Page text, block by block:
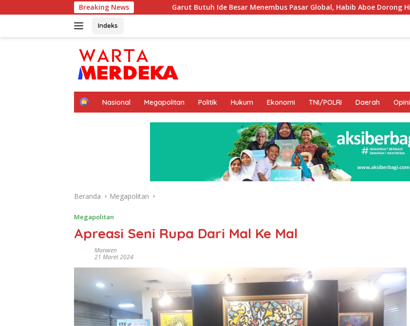
ke
Breaking News
Garut Butuh Ide Besar Menembus Pasar Global, Habib Aboe Dorong Hilirisasi Potensi Daerah
Indeks
H
Nasional Megapolitan Politik Hukum Ekonomi TNI/POLRI Daerah Opini
Beranda Megapolitan
Megapolitan
Apreasi Seni Rupa Dari Mal Ke Mal
Manwen
21 Maret 2024